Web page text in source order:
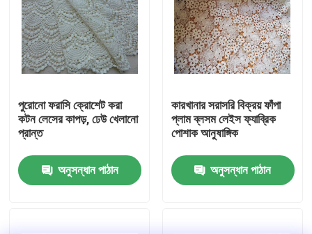
পণ্য
আমাদের সম্পর্কে
কারখানা ভ্রমণ
মান নিয়ন্ত্রণ
যোগাযোগ করুন
পুরোনো ফরাসি ক্রোশেট করা
কটন লেসের কাপড়, ঢেউ খেলানো
প্রান্ত
অনুসন্ধান পাঠান
কারখানার সরাসরি বিক্রয় ফাঁপা
প্লাম ব্লসম লেইস ফ্যাব্রিক
পোশাক আনুষাঙ্গিক
অনুসন্ধান পাঠান